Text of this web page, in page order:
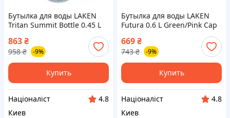
Бутылка для воды LAKEN
Tritan Summit Bottle 0.45 L
863₴
958 ₴ -9%
Купить
Націоналіст
4.8
Киев
Бутылка для воды LAKEN
Futura 0.6 L Green/Pink Cap
669₴
743 ₴ -9%
Купить
Націоналіст
4.8
Киев